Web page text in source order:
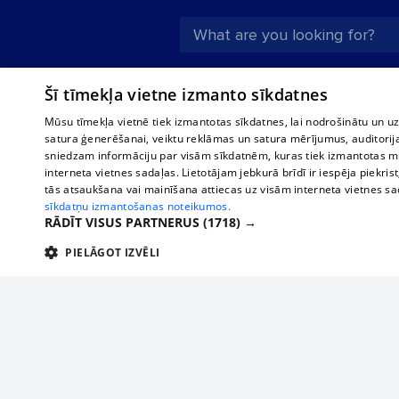
About us
For business
Tariffs
Privacy policy
Cookie settings
Bus
Train
Šī tīmekļa vietne izmanto sīkdatnes
Mūsu tīmekļa vietnē tiek izmantotas sīkdatnes, lai nodrošinātu un
satura ģenerēšanai, veiktu reklāmas un satura mērījumus,
sniedzam informāciju par visām sīkdatnēm, kuras tiek izmantotas
interneta vietnes sadaļas. Lietotājam jebkurā brīdī ir iespēja
tās atsaukšana vai mainīšana attiecas uz visām interneta vietnes
sīkdatņu izmantošanas noteikumos.
RĀDĪT VISUS PARTNERUS (1718) →
PIELĀGOT IZVĒLI